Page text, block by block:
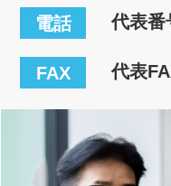
電話 代表
FAX 代表